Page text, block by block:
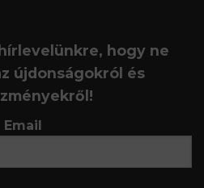
hogy ne
újdonságokról és
Email